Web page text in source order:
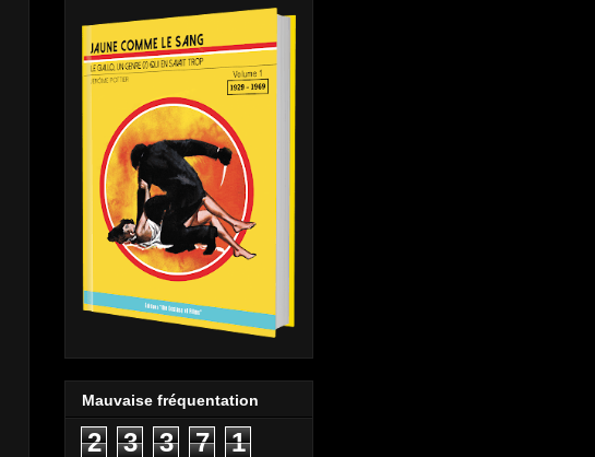
Mauvaise fréquentation
2 3 3 7
1